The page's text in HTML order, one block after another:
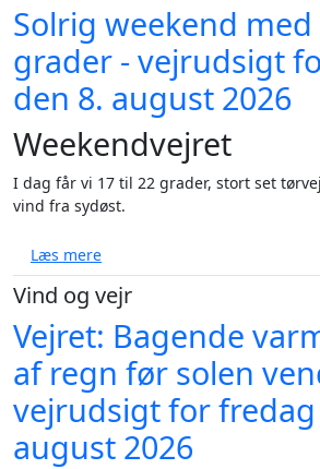
Solrig weekend
grader - vejrudsigt
den 8. august 2026
Weekendvejret
I dag får vi 17 til 22 grader, stort set
vind fra sydøst.
Læs mereom Solrig weekend med op
Vind og vejr
Vejret: Bagende
af regn før solen
vejrudsigt for fredag
august 2026